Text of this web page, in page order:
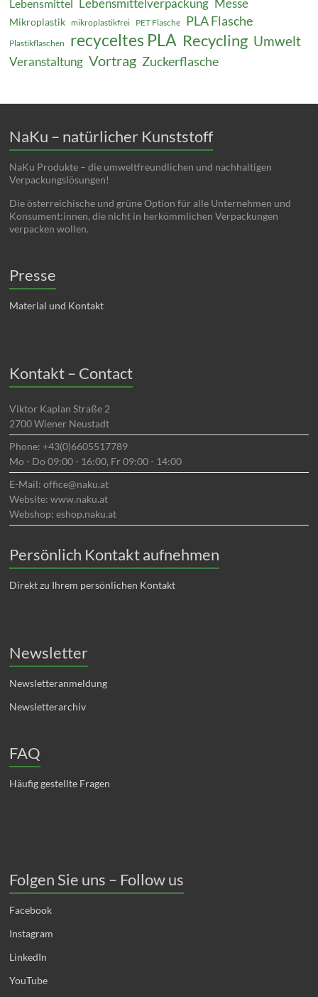
Lebensmittel Lebensmittelverpackung Messe
Mikroplastik mikroplastikfrei PET Flasche PLA Flasche
Plastikflaschen recyceltes PLA Recycling Umwelt
Veranstaltung Vortrag Zuckerflasche
NaKu – natürlicher Kunststoff
NaKu Produkte – die umweltfreundlichen und nachhaltigen
Verpackungslösungen!
Die österreichische und grüne Option für alle Unternehmen und
Konsument:innen, die nicht in herkömmlichen Verpackungen
verpacken wollen.
Presse
Material und Kontakt
Kontakt – Contact
Viktor Kaplan Straße 2
2700 Wiener Neustadt
Phone: +43(0)6605517789
Mo - Do 09:00 - 16:00, Fr 09:00 - 14:00
E-Mail: office@naku.at
Website: www.naku.at
Webshop: eshop.naku.at
Persönlich Kontakt aufnehmen
Direkt zu Ihrem persönlichen Kontakt
Newsletter
Newsletteranmeldung
Newsletterarchiv
FAQ
Häufig gestellte Fragen
Folgen Sie uns – Follow us
Facebook
Instagram
LinkedIn
YouTube